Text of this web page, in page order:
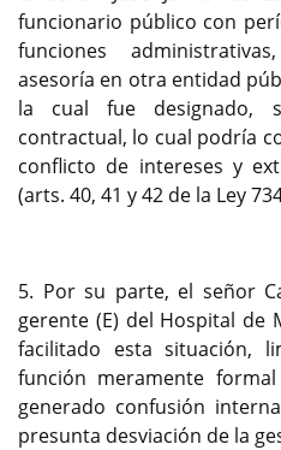
funcionario público con
funciones
asesoría en otra entidad
la cual fue designado,
contractual, lo cual podría
conflicto de intereses y
(arts. 40, 41 y 42 de la Ley
5. Por su parte, el señor
gerente (E) del Hospital
facilitado esta situación,
función meramente
generado confusión
presunta desviación de la